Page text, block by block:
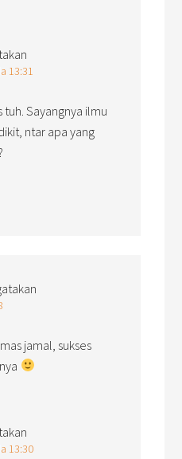
13:31
tuh. Sayangnya ilmu
ntar apa yang
jamal, sukses
13:30